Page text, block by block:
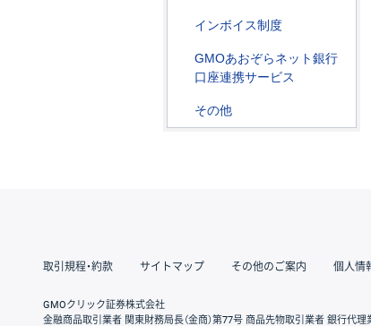
インボイス制度
GMOあおぞらネット銀行
口座連携サービス
その他
取引規程・約款 サイトマップ その他のご案内 個人情
GMOクリック証券株式会社
金融商品取引業者 関東財務局長（金商）第77号 商品先物取引業者 銀行代